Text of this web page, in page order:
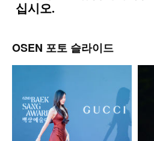
OSEN 포토 슬라이드